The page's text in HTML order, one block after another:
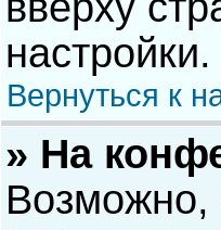
настройки.
Вернуться к
» На
Возможно,